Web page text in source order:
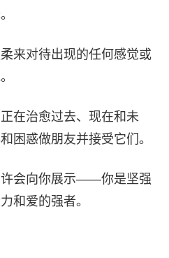
来对待出现的任何感觉或
在治愈过去、现在和未
困惑做朋友并接受它们。
许会向你展示——你是坚强
和爱的强者。